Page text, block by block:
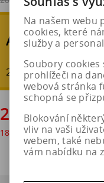
AKČNÍ SLEVA
20 % - ušetříte : 5
22 579 Kč
18 660 Kč bez DPH
Na našem webu
cookies, které
služby a
Soubory cookies
prohlížeči na
webová stránka
schopná se
Blokování
vliv na vaši
webem, také
vám nabídku na